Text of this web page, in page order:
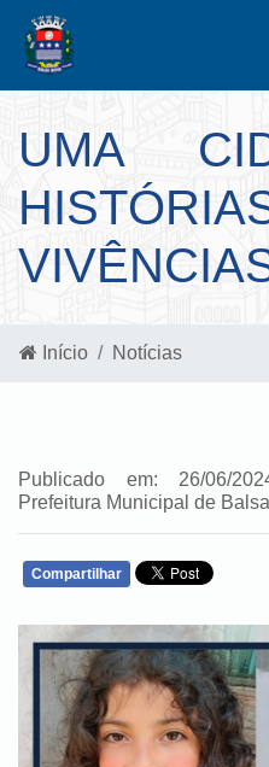
UMA
Início Notícias
Publicado em: 26/06/
Prefeitura Municipal de
Compartilhar